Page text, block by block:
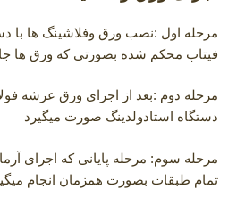
مرحله اول :نصب ورق وفلاشینگ ها با
فیتاب محکم شده بصورتی که ورق ها
مرحله دوم :بعد از اجرای ورق عرشه
دستگاه استادولدینگ صورت میگیرد
مرحله سوم: مرحله پایانی که اجرای
تمام طبقات بصورت همزمان انجام